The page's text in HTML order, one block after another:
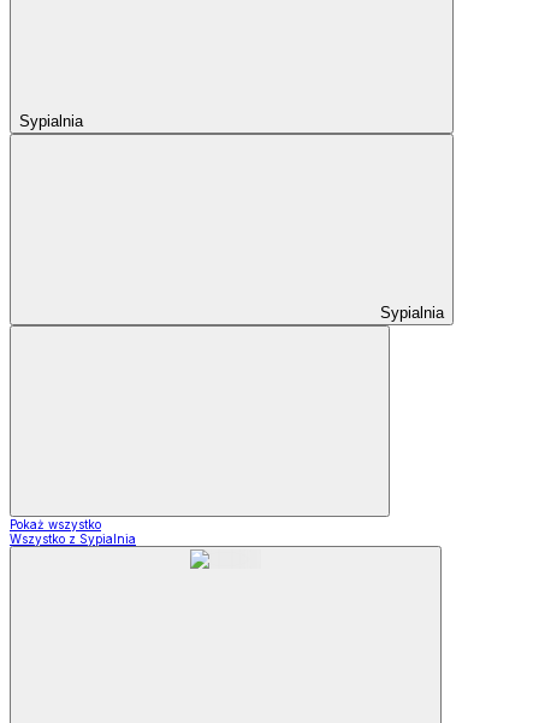
Sypialnia
Sypialnia
Pokaż wszystko
Wszystko z Sypialnia